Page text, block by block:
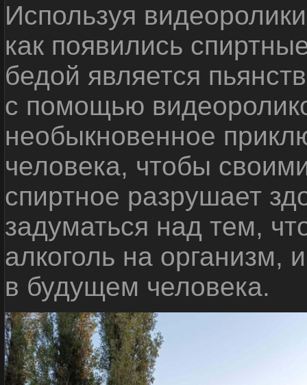
Используя
как появились
бедой является
с помощью
необыкновенное
человека, чтобы
спиртное разрушает
задуматься над тем,
алкоголь на организм,
в будущем человека.